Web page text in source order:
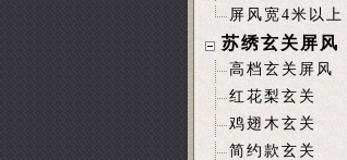
屏风宽4米以上
苏绣玄关屏风
高档玄关屏风
红花梨玄关
鸡翅木玄关
简约款玄关